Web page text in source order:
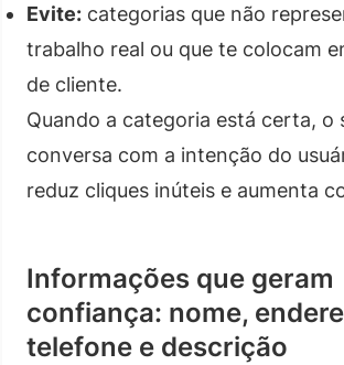
Evite: categorias que não
trabalho real ou que te colocam
de cliente.
Quando a categoria está certa, o
conversa com a intenção do
reduz cliques inúteis e aumenta
Informações que geram
confiança: nome,
telefone e descrição